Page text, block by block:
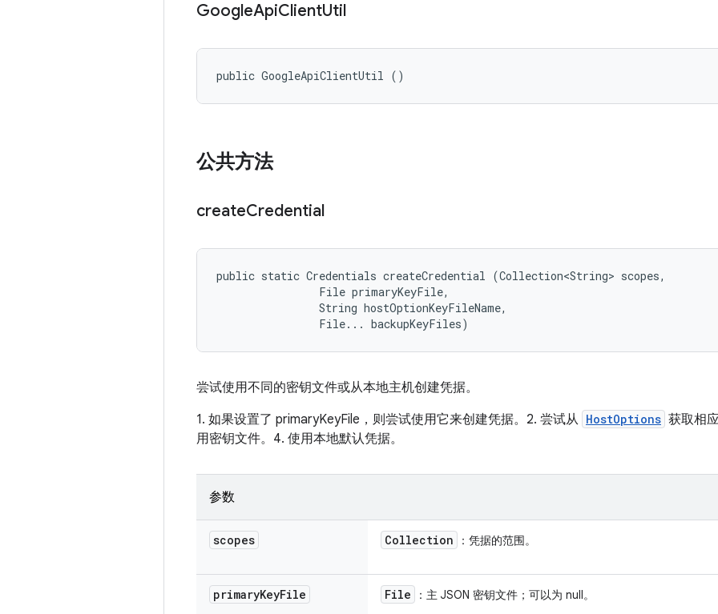
GoogleApiClientUtil
public GoogleApiClientUtil ()
公共方法
createCredential
public static Credentials createCredential (Collection<String> scopes,
                File primaryKeyFile,
                String hostOptionKeyFileName,
                File... backupKeyFiles)
尝试使用不同的密钥文件或从本地主机创建凭据。
1. 如果设置了 primaryKeyFile，则尝试使用它来创建凭据。2. 尝试从 HostOptions 获取相
用密钥文件。4. 使用本地默认凭据。
参数
scopes Collection ：凭据的范围。
primaryKeyFile File ：主 JSON 密钥文件；可以为 null。